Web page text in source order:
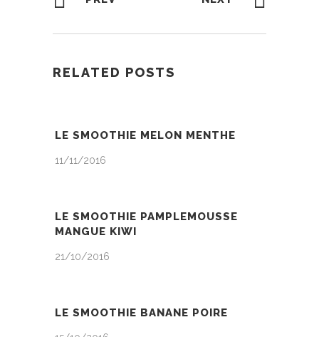
RELATED POSTS
LE SMOOTHIE MELON MENTHE
11/11/2016
LE SMOOTHIE PAMPLEMOUSSE
MANGUE KIWI
21/10/2016
LE SMOOTHIE BANANE POIRE